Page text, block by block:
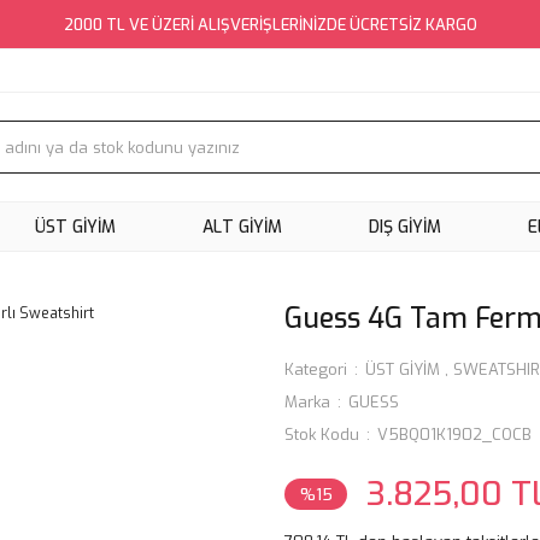
2000 TL VE ÜZERİ ALIŞVERİŞLERİNİZDE ÜCRETSİZ KARGO
ÜST GİYİM ALT GİYİM DIŞ GİYİM
Guess 4G Tam
Kategori ÜST GİYİM ,
Marka
GUESS
Stok Kodu
V5BQ01K1902_COCB
%15 3.825,00